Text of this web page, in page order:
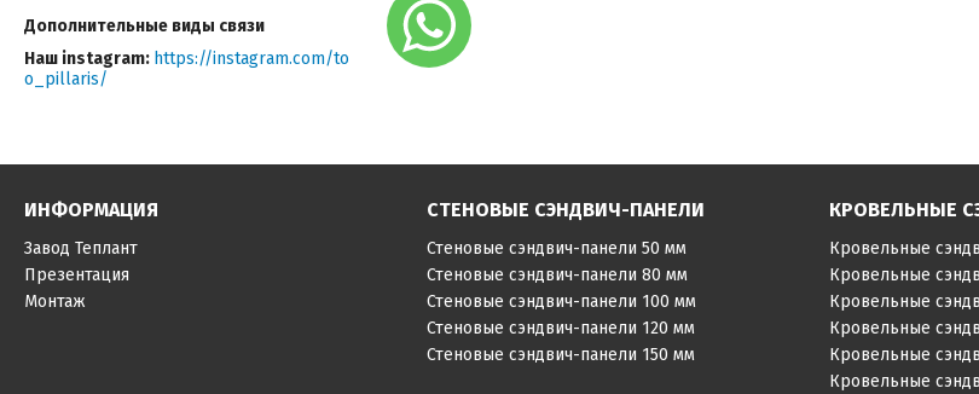
Наш instagram https://instagram.com/to
o_pillaris/
ИНФОРМАЦИЯ
Завод Теплант
Презентация
Монтаж
СТЕНОВЫЕ СЭНДВИЧ-ПАНЕЛИ
Стеновые сэндвич-панели 50 мм
Стеновые сэндвич-панели 80 мм
Стеновые сэндвич-панели 100 мм
Стеновые сэндвич-панели 120 мм
Стеновые сэндвич-панели 150 мм
КРОВЕЛЬНЫЕ
Кровельные
Кровельные
Кровельные
Кровельные
Кровельные
Кровельные